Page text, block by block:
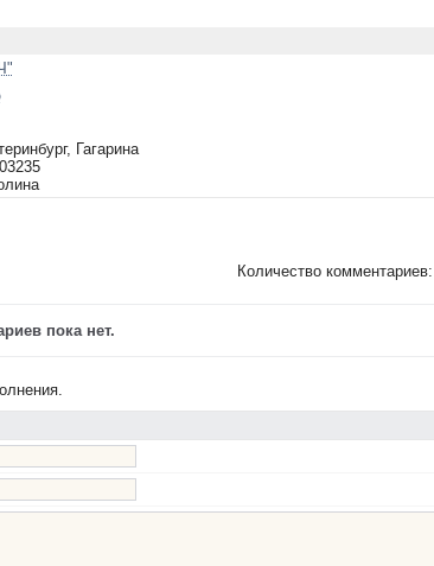
Гагарина
Количество комментариев:
пока нет.